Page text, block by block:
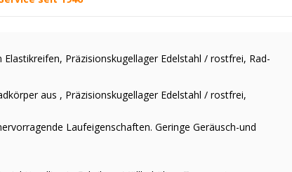
Präzisionskugellager Edelstahl / rostfrei, Rad-
aus , Präzisionskugellager Edelstahl / rostfrei,
Laufeigenschaften. Geringe Geräusch-und